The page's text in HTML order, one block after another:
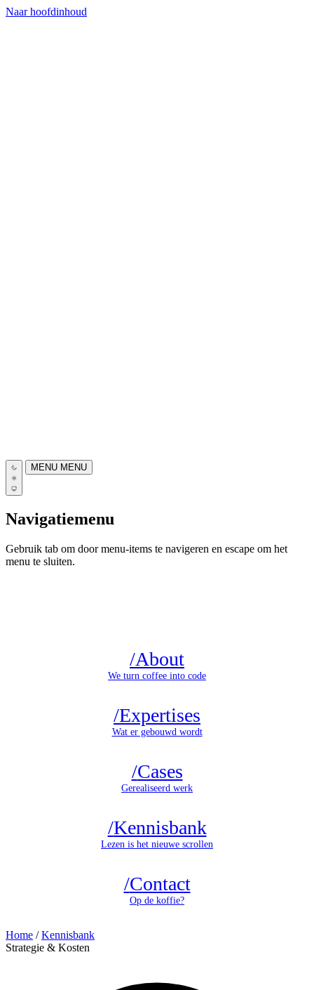
Naar hoofdinhoud
MENU MENU
Navigatiemenu
Gebruik tab om door menu-items te navigeren en escape om het
menu te sluiten.
/About
We turn coffee into code
/Expertises
Wat er gebouwd wordt
/Cases
Gerealiseerd werk
/Kennisbank
Lezen is het nieuwe scrollen
/Contact
Op de koffie?
Home / Kennisbank
Strategie & Kosten